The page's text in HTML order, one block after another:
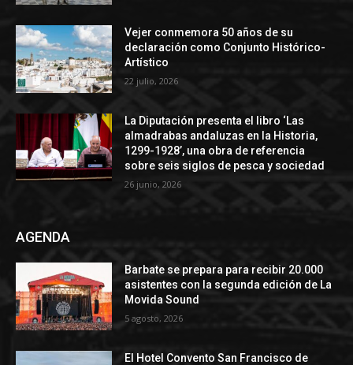
Vejer conmemora 50 años de su
declaración como Conjunto Histórico-
Artístico
22 julio, 2026
La Diputación presenta el libro ‘Las
almadrabas andaluzas en la Historia,
1299-1928’, una obra de referencia
sobre seis siglos de pesca y sociedad
26 junio, 2026
AGENDA
Barbate se prepara para recibir 20.000
asistentes con la segunda edición de La
Movida Sound
5 agosto, 2026
El Hotel Convento San Francisco de